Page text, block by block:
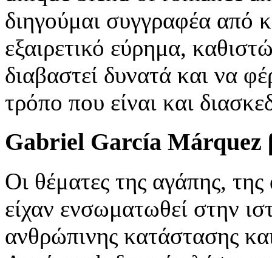
διηγούμαι συγγραφέα από
εξαιρετικό εύρημα,
διαβαστεί δυνατά και να
τρόπο που είναι και
Gabriel García Márquez
Οι θέματες της αγάπης,
είχαν ενσωματωθεί στην
ανθρώπινης κατάστασης